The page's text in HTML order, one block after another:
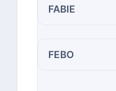
FABIE
FEBO